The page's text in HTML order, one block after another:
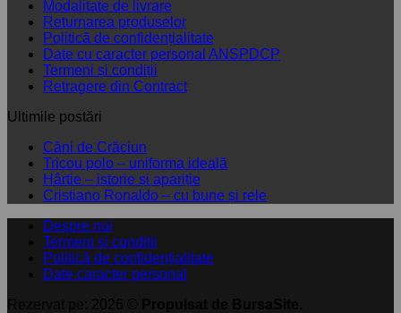
Modalitate de livrare
Returnarea produselor
Politică de confidențialitate
Date cu caracter personal ANSPDCP
Termeni și condiții
Retragere din Contract
Ultimile postări
Căni de Crăciun
comentariu
la
Căni
Tricou polo – uniforma ideală
la
Hârtie – istorie și aparițieNiciun
comentariu
istorie
Cristiano Ronaldo – cu bune și releNiciun
Despre noi
Termeni și condiții
Politică de confidențialitate
Date caracter personal